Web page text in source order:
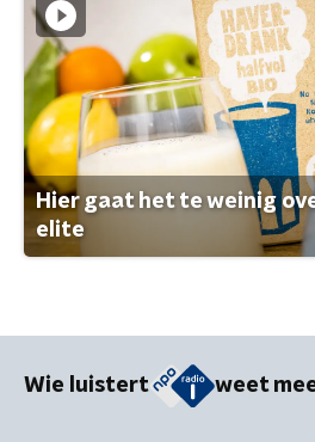
Hier gaat het te weinig
elite
Wie luistert weet